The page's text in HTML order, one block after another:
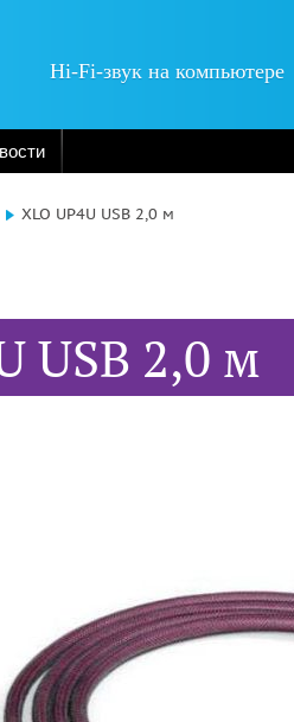
Hi-Fi-звук на компьютере
XLO UP4U USB 2,0 м
USB 2,0 м